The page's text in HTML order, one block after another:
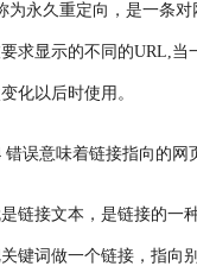
为永久重定向，是一条
求显示的不同的URL,当
化以后时使用。
错误意味着链接指向的网
链接文本，是链接的一
键词做一个链接，指向